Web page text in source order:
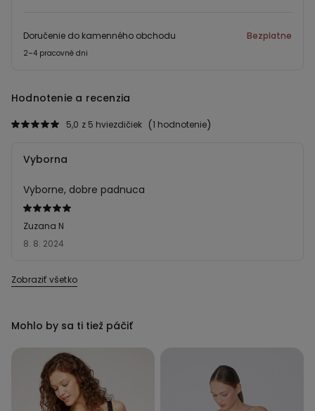
Doručenie do kamenného obchodu Bezplatne
2–4 pracovné dni
Hodnotenie a recenzia
1 hodnotenie
5,0 z 5 hviezdičiek
Hodnotenie:
5
z 5
8. 8. 2024
Zuzana N
Vyborna
Vyborne, dobre padnuca
Zobraziť všetko
Mohlo by sa ti tiež páčiť